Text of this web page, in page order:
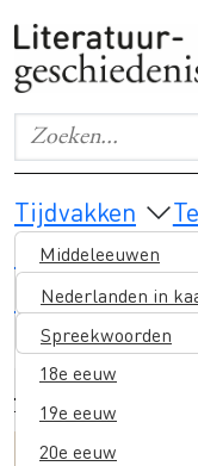
Zoeken...
Geef de woorden op
Main
Tijdvakken
Middeleeuwen
Nederlanden in
16e eeuw
Spreekwoorden
17e eeuw
18e eeuw
19e eeuw
20e eeuw
Thema's &
Lesmateriaal
Home
Image